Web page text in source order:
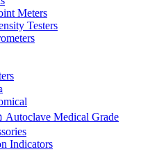
Meters
Testers
Medical Grade
Indicators